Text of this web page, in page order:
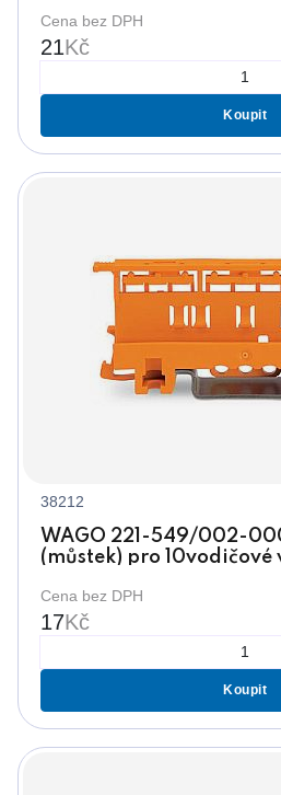
Cena bez DPH
21Kč
Koupit
38212
WAGO 221-549/002-
(můstek) pro 10vodičové
Cena bez DPH
17Kč
Koupit